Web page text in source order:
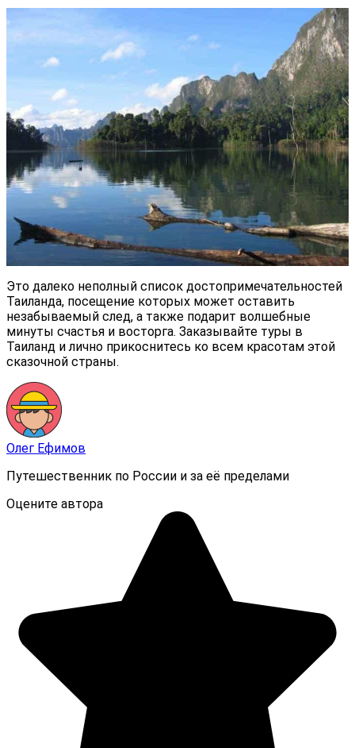
Это далеко неполный список достопримечательностей
Таиланда, посещение которых может оставить
незабываемый след, а также подарит волшебные
минуты счастья и восторга. Заказывайте туры в
Таиланд и лично прикоснитесь ко всем красотам этой
сказочной страны.
Олег Ефимов
Путешественник по России и за её пределами
Оцените автора